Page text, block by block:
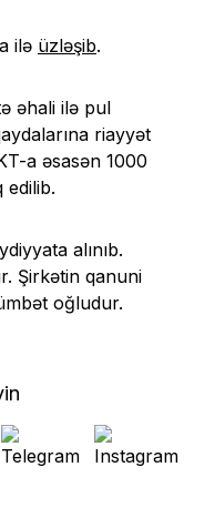
ilə üzləşib.
əhali ilə pul
riayyət
a əsasən 1000
edilib.
alınıb.
Şirkətin qanuni
oğludur.